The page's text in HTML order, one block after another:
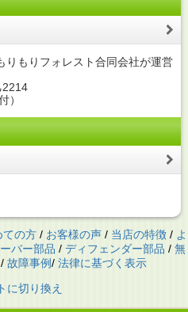
りもりフォレスト合同会社が運営
2214
）
ての方/ お客様の声/ 当店の特徴/ よ
バー部品 / ディフェンダー部品 / 無
/ 故障事例/ 法律に基づく表示
に切り換え